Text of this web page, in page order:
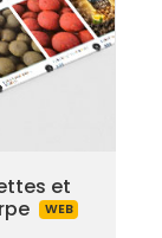
et
WEB